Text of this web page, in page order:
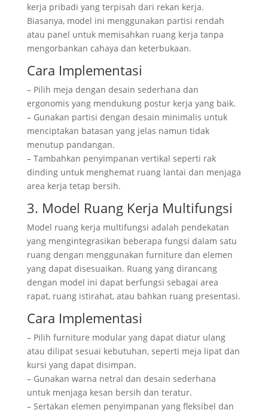
kerja pribadi yang terpisah dari rekan kerja.
Biasanya, model ini menggunakan partisi rendah
atau panel untuk memisahkan ruang kerja tanpa
mengorbankan cahaya dan keterbukaan.
Cara Implementasi
– Pilih meja dengan desain sederhana dan
ergonomis yang mendukung postur kerja yang baik.
– Gunakan partisi dengan desain minimalis untuk
menciptakan batasan yang jelas namun tidak
menutup pandangan.
– Tambahkan penyimpanan vertikal seperti rak
dinding untuk menghemat ruang lantai dan menjaga
area kerja tetap bersih.
3. Model Ruang Kerja Multifungsi
Model ruang kerja multifungsi adalah pendekatan
yang mengintegrasikan beberapa fungsi dalam satu
ruang dengan menggunakan furniture dan elemen
yang dapat disesuaikan. Ruang yang dirancang
dengan model ini dapat berfungsi sebagai area
rapat, ruang istirahat, atau bahkan ruang presentasi.
Cara Implementasi
– Pilih furniture modular yang dapat diatur ulang
atau dilipat sesuai kebutuhan, seperti meja lipat dan
kursi yang dapat disimpan.
– Gunakan warna netral dan desain sederhana
untuk menjaga kesan bersih dan teratur.
– Sertakan elemen penyimpanan yang fleksibel dan